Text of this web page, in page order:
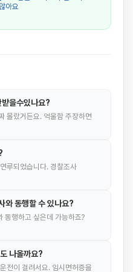
아요
을수있나요?
몰랐거든요. 억울함 주장하면
루되었습니다. 경찰조사
와 동행할 수 있나요?
동행하고 싶은데 가능하죠?
나올까요?
전이 걸려서요. 임시면허증을